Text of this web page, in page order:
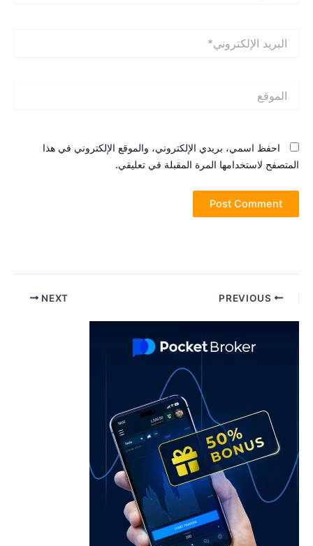
احفظ اسمي، بريدي الإلكتروني، والموقع الإلكتروني في هذا
لاستخدامها المرة المقبلة في تعليقي.
NEXT